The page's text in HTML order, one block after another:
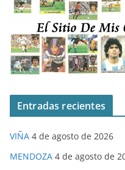
Entradas recientes
VIÑA 4 de agosto de 2026
MENDOZA 4 de agosto de